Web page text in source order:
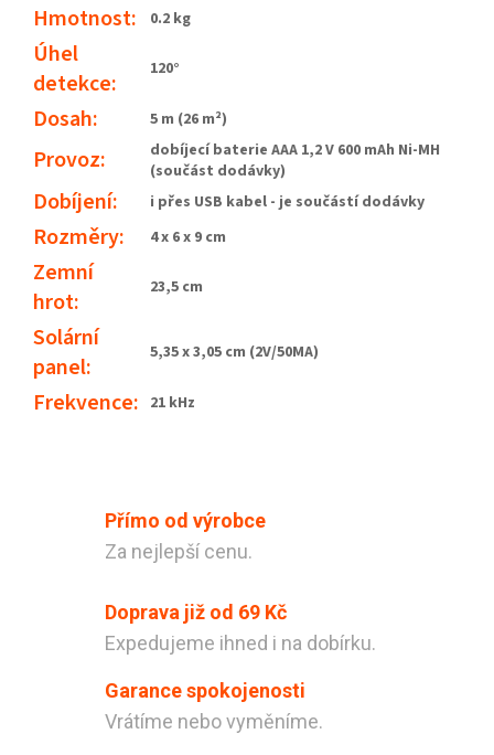
Přímo od výrobce
Za nejlepší cenu.
Doprava již od 69 Kč
Expedujeme ihned i na dobírku.
Garance spokojenosti
Vrátíme nebo vyměníme.
Hmotnost: 0.2 kg
Úhel
detekce: 120°
Dosah: 5 m (26 m²)
Provoz:
dobíjecí baterie AAA 1,2 V 600 mAh Ni-MH
(součást dodávky)
Dobíjení: i přes USB kabel - je součástí dodávky
Rozměry: 4 x 6 x 9 cm
Zemní
hrot: 23,5 cm
Solární
panel: 5,35 x 3,05 cm (2V/50MA)
Frekvence: 21 kHz